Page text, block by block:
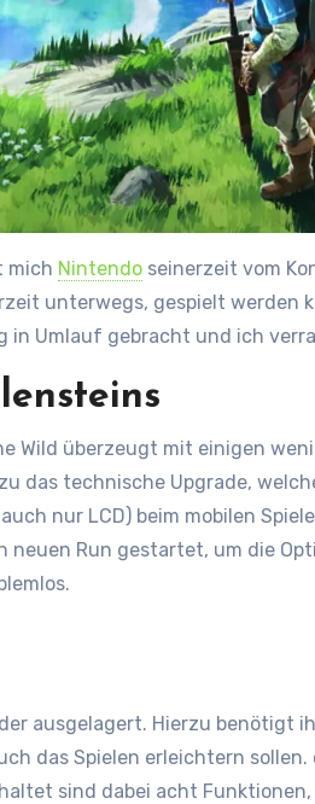
mich Nintendo seinerzeit vom
unterwegs, gespielt
Umlauf gebracht und ich
Wild überzeugt mit einigen
das technische Upgrade,
nur LCD) beim mobilen
Run gestartet, um die
ausgelagert. Hierzu
das Spielen erleichtern
sind dabei acht